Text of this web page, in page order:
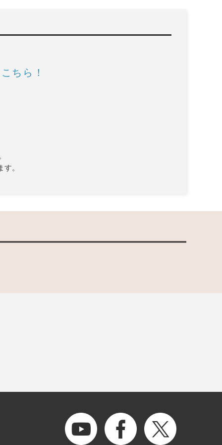
ちら！
。